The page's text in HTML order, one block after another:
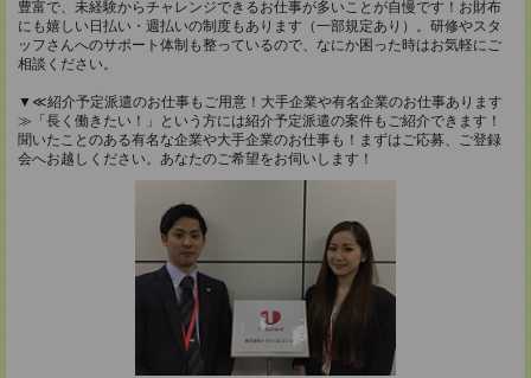
豊富で、未経験からチャレンジできるお仕事が多いことが自慢です！お財布
にも嬉しい日払い・週払いの制度もあります（一部規定あり）。研修やスタ
ッフさんへのサポート体制も整っているので、なにか困った時はお気軽にご
相談ください。
▼≪紹介予定派遣のお仕事もご用意！大手企業や有名企業のお仕事あります
≫「長く働きたい！」という方には紹介予定派遣の案件もご紹介できます！
聞いたことのある有名な企業や大手企業のお仕事も！まずはご応募、ご登録
会へお越しください。あなたのご希望をお伺いします！